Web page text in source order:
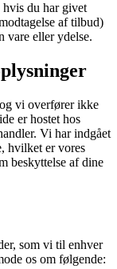
hvis du har givet
af tilbud)
vare eller ydelse.
vi overfører ikke
er hostet hos
Vi har indgået
hvilket er vores
beskyttelse af dine
som vi til enhver
os om følgende: